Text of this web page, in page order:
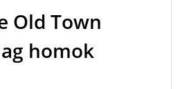
Old Town
homok